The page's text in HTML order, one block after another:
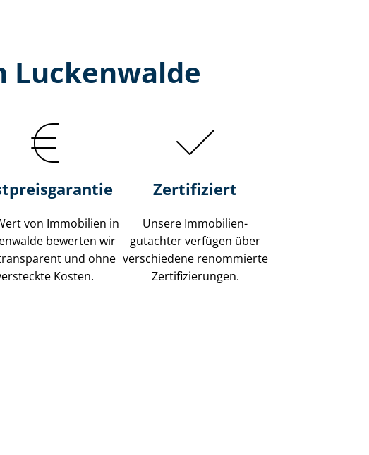
Luckenwalde
von Immobilien in
bewerten wir
und ohne
Kosten.
Zertifiziert
Unsere Immobilien­
gutachter verfügen über
verschiedene renommierte
Zer­ti­fi­zie­run­gen.